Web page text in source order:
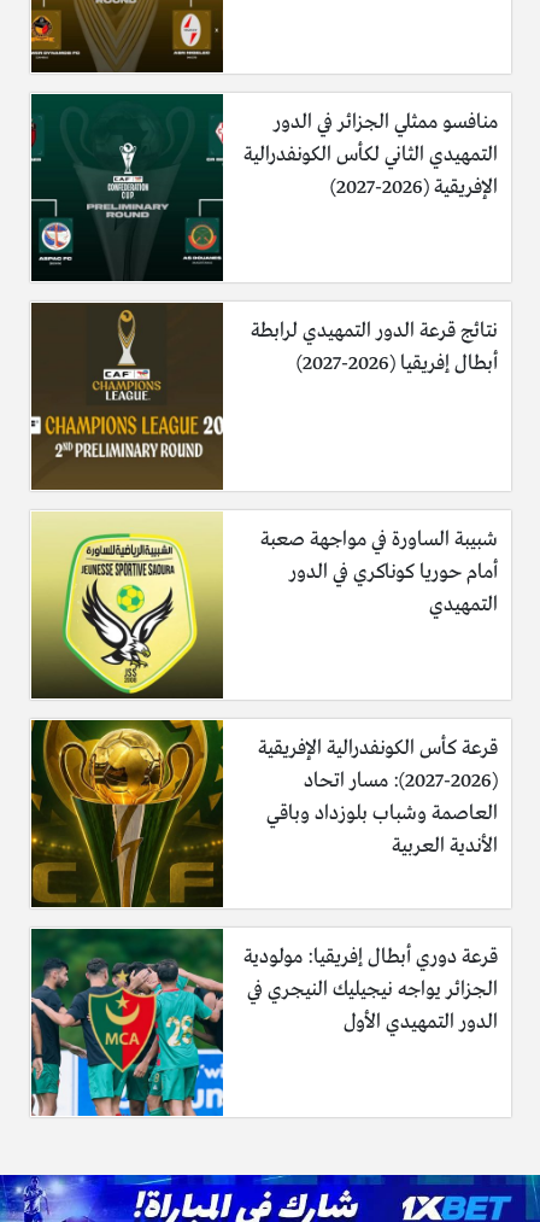
منافسو ممثلي الجزائر في الدور
التمهيدي الثاني لكأس الكونفدرالية
الإفريقية (2026-2027)
نتائج قرعة الدور التمهيدي لرابطة
أبطال إفريقيا (2026-2027)
شبيبة الساورة في مواجهة صعبة
أمام حوريا كوناكري في الدور
التمهيدي
قرعة كأس الكونفدرالية الإفريقية
(2026-2027): مسار اتحاد
العاصمة وشباب بلوزداد وباقي
الأندية العربية
قرعة دوري أبطال إفريقيا: مولودية
الجزائر يواجه نيجيليك النيجري في
الدور التمهيدي الأول